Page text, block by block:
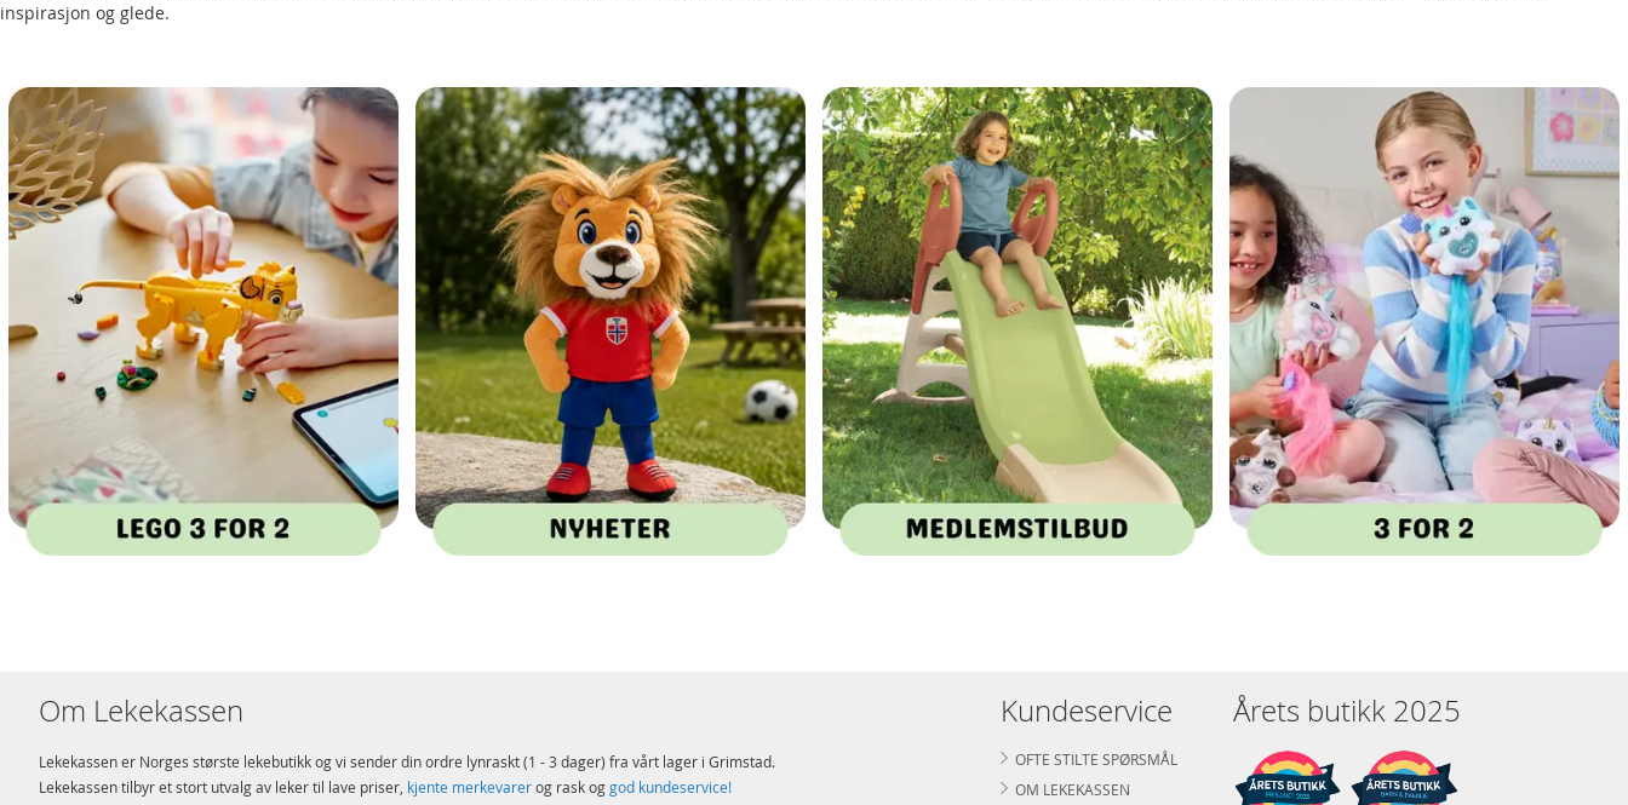
inspirasjon og glede.
Om Lekekassen
Lekekassen er Norges største lekebutikk og vi sender din ordre lynraskt (1 - 3 dager) fra vårt lager i Grimstad.
Lekekassen tilbyr et stort utvalg av leker til lave priser, kjente merkevarerog rask oggod kundeservice!
Kundeservice
OFTE STILTE SPØRSMÅL
OM LEKEKASSEN
Årets butikk 2025